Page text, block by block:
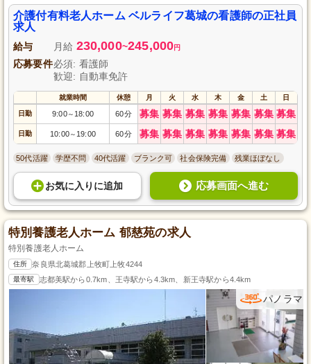
介護付有料老人ホーム ベルライフ葛城の看護師の正社員
求人
給与 月給 230,000~245,000円
応募要件必須: 看護師
歓迎: 自動車免許
就業時間 休憩 月 火 水 木 金 土 日
日勤 9:00～ 18:00 60分 募集 募集 募集 募集 募集 募集 募集
日勤 10:00～ 19:00 60分 募集 募集 募集 募集 募集 募集 募集
50代活躍 学歴不問 40代活躍 ブランク可 社会保険完備 残業ほぼなし
お気に入り に追加 応募画面へ進む
特別養護老人ホーム 郁慈苑の求人
特別養護老人ホーム
住所 奈良県北葛城郡上牧町上牧4244
最寄駅 志都美駅から0.7km、王寺駅から4.3km、新王寺駅から4.4km
パノラマ